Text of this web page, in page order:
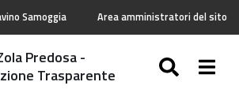
Samoggia Area amministratori del sito
Predosa -
Trasparente